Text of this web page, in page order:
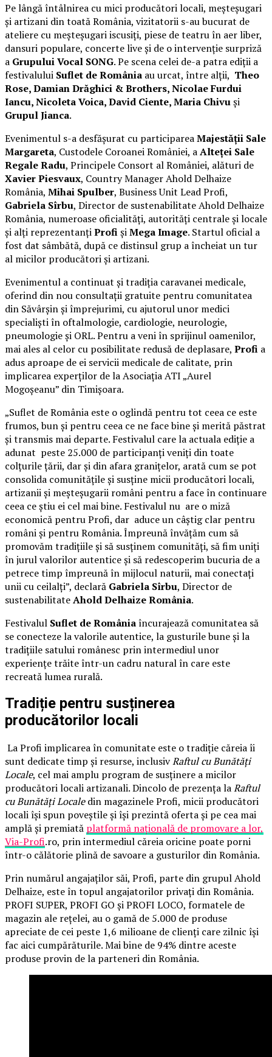
Pe lângă întâlnirea cu mici producători locali, meșteșugari
și artizani din toată România, vizitatorii s-au bucurat de
ateliere cu meșteșugari iscusiți, piese de teatru în aer liber,
dansuri populare, concerte live și de o intervenție surpriză
a Grupului Vocal SONG. Pe scena celei de-a patra ediții a
festivalului Suflet de România au urcat, între alții, Theo
Rose, Damian Drăghici & Brothers, Nicolae Furdui
Iancu, Nicoleta Voica, David Ciente, Maria Chivuși
Grupul Jianca.
Evenimentul s-a desfășurat cu participareaMajestății Sale
Margareta, Custodele Coroanei României, aAlteței Sale
Regale Radu, Principele Consort al României, alături de
Xavier Piesvaux, Country Manager Ahold Delhaize
România, Mihai Spulber, Business Unit Lead Profi,
Gabriela Sîrbu, Director de sustenabilitate Ahold Delhaize
România, numeroase oficialități, autorități centrale și locale
și alți reprezentanțiProfișiMega Image. Startul oficial a
fost dat sâmbătă, după ce distinsul grup a încheiat un tur
al micilor producători și artizani.
Evenimentul a continuat și tradiția caravanei medicale,
oferind din nou consultații gratuite pentru comunitatea
din Săvârșin și împrejurimi, cu ajutorul unor medici
specialiști în oftalmologie, cardiologie, neurologie,
pneumologie și ORL. Pentru a veni în sprijinul oamenilor,
mai ales al celor cu posibilitate redusă de deplasare, Profi a
adus aproape de ei servicii medicale de calitate, prin
implicarea experților de la Asociația ATI „Aurel
Mogoșeanu” din Timișoara.
„Suflet de România este o oglindă pentru tot ceea ce este
frumos, bun și pentru ceea ce ne face bine și merită păstrat
și transmis mai departe. Festivalul care la actuala ediție a
adunat peste 25.000 de participanți veniți din toate
colțurile țării, dar și din afara granițelor, arată cum se pot
consolida comunitățile și susține micii producători locali,
artizanii și meșteșugarii români pentru a face în continuare
ceea ce știu ei cel mai bine. Festivalul nu are o miză
economică pentru Profi, dar aduce un câștig clar pentru
români și pentru România. Împreună învățăm cum să
promovăm tradițiile și să susținem comunități, să fim uniți
în jurul valorilor autentice și să redescoperim bucuria de a
petrece timp împreună în mijlocul naturii, mai conectați
unii cu ceilalți”, declară Gabriela Sîrbu, Director de
sustenabilitateAhold Delhaize România.
Festivalul Suflet de Româniaîncurajează comunitatea să
se conecteze la valorile autentice, la gusturile bune și la
tradițiile satului românesc prin intermediul unor
experiențe trăite într-un cadru natural în care este
recreată lumea rurală.
Tradiție pentru susținerea
producătorilor locali
La Profi implicarea în comunitate este o tradiție căreia îi
sunt dedicate timp și resurse, inclusivRaftul cu Bunătăți
Locale, cel mai amplu program de susținere a micilor
producători locali artizanali. Dincolo de prezența laRaftul
cu Bunătăți Localedin magazinele Profi, micii producători
locali își spun poveștile și își prezintă oferta și pe cea mai
amplă și premiată platformă națională de promovare a lor,
Via-Profi.ro, prin intermediul căreia oricine poate porni
într-o călătorie plină de savoare a gusturilor din România.
Prin numărul angajaților săi, Profi, parte din grupul Ahold
Delhaize, este în topul angajatorilor privați din România.
PROFI SUPER, PROFI GO și PROFI LOCO, formatele de
magazin ale rețelei, au o gamă de 5.000 de produse
apreciate de cei peste 1,6 milioane de clienți care zilnic își
fac aici cumpărăturile. Mai bine de 94% dintre aceste
produse provin de la parteneri din România.